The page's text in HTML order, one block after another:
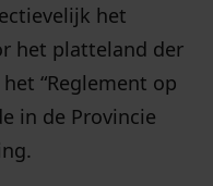
het
het platteland der
“Reglement op
in de Provincie